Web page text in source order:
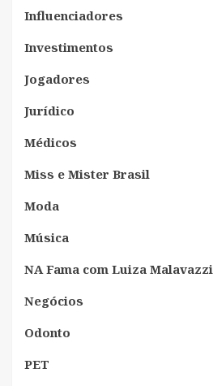
Influenciadores
Investimentos
Jogadores
Jurídico
Médicos
Miss e Mister Brasil
Moda
Música
NA Fama com Luiza Malavazzi
Negócios
Odonto
PET